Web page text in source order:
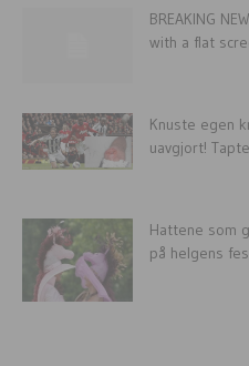
BREAKING
with a flat
Knuste egen
uavgjort!
Hattene som
på helgens